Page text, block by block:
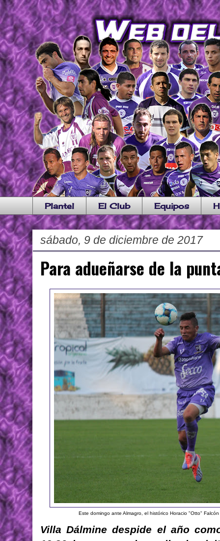
Plantel El Club Equipos
sábado, 9 de diciembre de 2017
Para adueñarse de la
Este domingo ante Almagro, el histórico Horacio "Otto"
Villa Dálmine despide el año